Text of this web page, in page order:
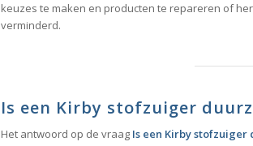
keuzes te maken en producten te repareren of
verminderd.
Is een Kirby stofzuiger
Het antwoord op de vraag Is een Kirby stofzuiger